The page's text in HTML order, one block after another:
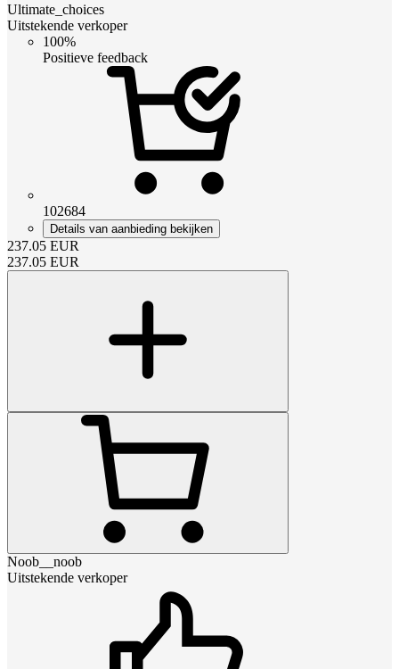
Ultimate_choices
Uitstekende verkoper
100%
Positieve feedback
102684
Details van aanbieding bekijken
237.05 EUR
237.05 EUR
Noob__noob
Uitstekende verkoper